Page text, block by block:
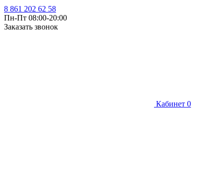
8 861 202 62 58
Пн-Пт 08:00-20:00
Заказать звонок
Кабинет 0